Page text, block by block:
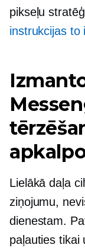
pikseļu
instrukcijas to
Lielākā daļa
ziņojumu,
dienestam.
paļauties tikai